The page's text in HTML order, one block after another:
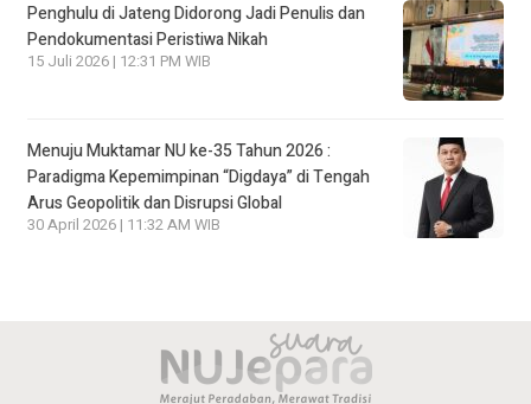
Penghulu di Jateng Didorong Jadi Penulis dan
Pendokumentasi Peristiwa Nikah
15 Juli 2026 | 12:31 PM WIB
Menuju Muktamar NU ke-35 Tahun 2026 :
Paradigma Kepemimpinan “Digdaya” di Tengah
Arus Geopolitik dan Disrupsi Global
30 April 2026 | 11:32 AM WIB